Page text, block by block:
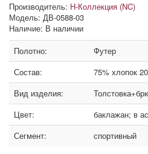
Производитель: Н-Коллекция (NC)
Модель: ДВ-0588-03
Наличие: В наличии
Полотно:
Футер
Состав:
75% хлопок
Вид изделия:
Цвет:
баклажан; в
Сегмент:
спортивный